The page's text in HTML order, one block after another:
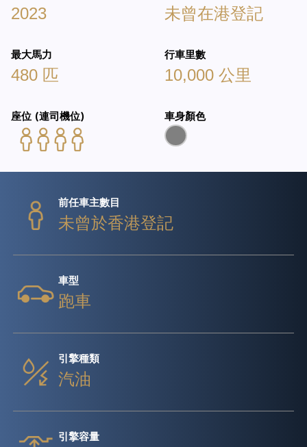
2023 未曾在港登記
最大馬力
480 匹
行車里數
10,000 公里
座位 (連司機位) 車身顏色
前任車主數目
未曾於香港登記
車型
跑車
引擎種類
汽油
引擎容量